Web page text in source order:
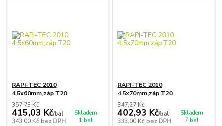
RAPI-TEC 2010
4.5x60mm,záp.T20
357,73 Kč
415,03 Kč/bal
343,00 Kč bez DPH
Skladem
1 bal
RAPI-TEC 2010
4.5x70mm,záp.T20
347,27 Kč
402,93 Kč/bal
333,00 Kč bez DPH
Skladem
7 bal